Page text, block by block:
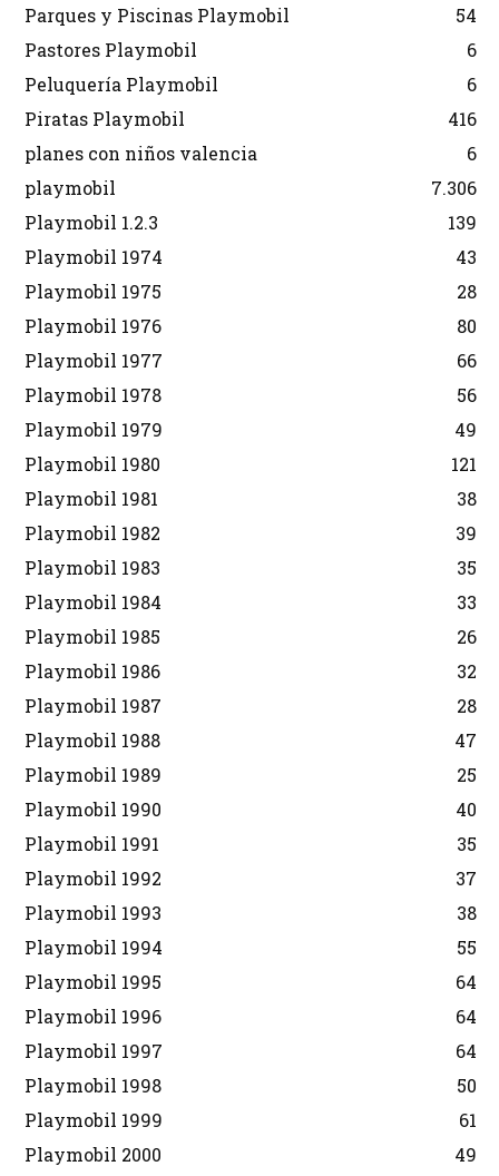
Parques y Piscinas Playmobil
54
Pastores Playmobil
6
Peluquería Playmobil
6
Piratas Playmobil
416
planes con niños valencia
6
playmobil
7.306
Playmobil 1.2.3
139
Playmobil 1974
43
Playmobil 1975
28
Playmobil 1976
80
Playmobil 1977
66
Playmobil 1978
56
Playmobil 1979
49
Playmobil 1980
121
Playmobil 1981
38
Playmobil 1982
39
Playmobil 1983
35
Playmobil 1984
33
Playmobil 1985
26
Playmobil 1986
32
Playmobil 1987
28
Playmobil 1988
47
Playmobil 1989
25
Playmobil 1990
40
Playmobil 1991
35
Playmobil 1992
37
Playmobil 1993
38
Playmobil 1994
55
Playmobil 1995
64
Playmobil 1996
64
Playmobil 1997
64
Playmobil 1998
50
Playmobil 1999
61
Playmobil 2000
49